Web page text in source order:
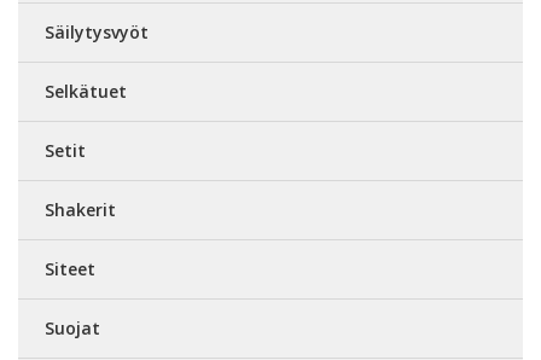
Säilytysvyöt
Selkätuet
Setit
Shakerit
Siteet
Suojat